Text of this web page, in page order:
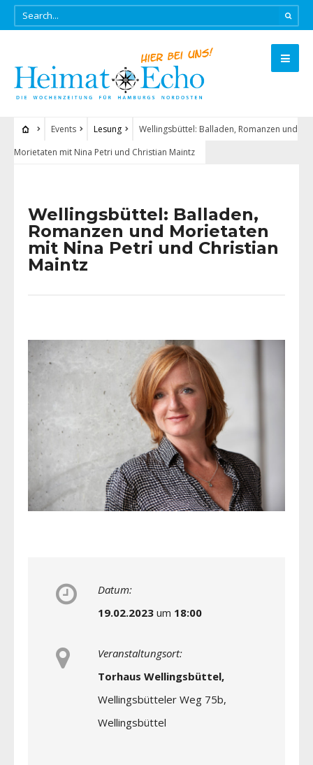
Events Lesung
Wellingsbüttel: Balladen, Romanzen und
Morietaten mit Nina Petri und Christian Maintz
Wellingsbüttel: Balladen,
Romanzen und Morietaten
mit Nina Petri und Christian
Maintz
Datum:
19.02.2023 um 18:00
Veranstaltungsort:
Torhaus Wellingsbüttel,
Wellingsbütteler Weg 75b,
Wellingsbüttel